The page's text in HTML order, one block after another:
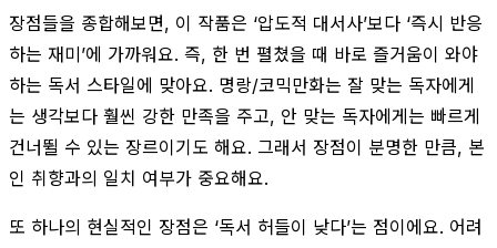
장점들을 종합해보면, 이 작품은 ‘압도적 대서사’보다 ‘즉시 반응
하는 재미’에 가까워요. 즉, 한 번 펼쳤을 때 바로 즐거움이 와야
하는 독서 스타일에 맞아요. 명랑/코믹만화는 잘 맞는 독자에게
는 생각보다 훨씬 강한 만족을 주고, 안 맞는 독자에게는 빠르게
건너뛸 수 있는 장르이기도 해요. 그래서 장점이 분명한 만큼, 본
인 취향과의 일치 여부가 중요해요.
또 하나의 현실적인 장점은 ‘독서 허들이 낮다’는 점이에요. 어려